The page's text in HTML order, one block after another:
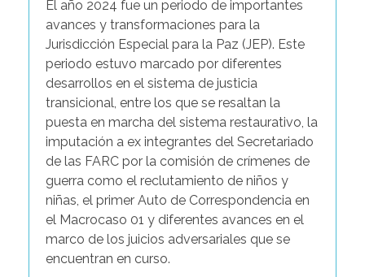
El año 2024 fue un periodo de importantes
avances y transformaciones para la
Jurisdicción Especial para la Paz (JEP). Este
periodo estuvo marcado por diferentes
desarrollos en el sistema de justicia
transicional, entre los que se resaltan la
puesta en marcha del sistema restaurativo, la
imputación a ex integrantes del Secretariado
de las FARC por la comisión de crímenes de
guerra como el reclutamiento de niños y
niñas, el primer Auto de Correspondencia en
el Macrocaso 01 y diferentes avances en el
marco de los juicios adversariales que se
encuentran en curso.